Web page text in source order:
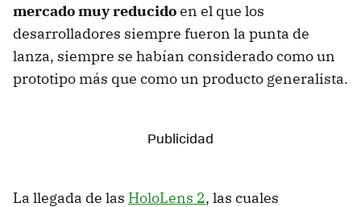
mercado muy reducidoen el que los
desarrolladores siempre fueron la punta de
lanza, siempre se habían considerado como un
prototipo más que como un producto generalista.
La llegada de las HoloLens 2, las cuales